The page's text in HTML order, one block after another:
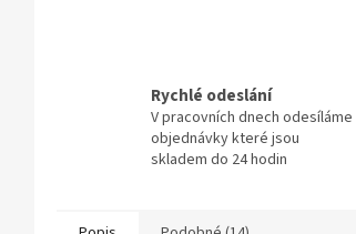
Rychlé odeslání
V pracovních dnech odesíláme
objednávky které jsou
skladem do 24 hodin